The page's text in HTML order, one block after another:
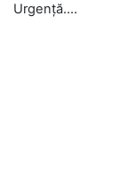
Urgență....